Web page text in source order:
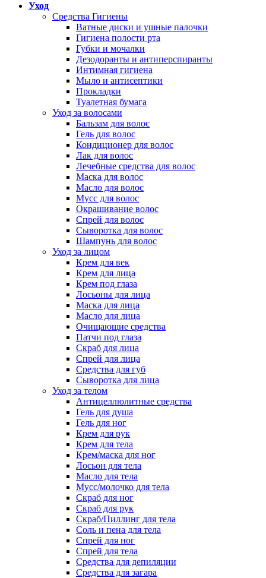
Уход
Средства Гигиены
Ватные диски и ушные палочки
Гигиена полости рта
Губки и мочалки
Дезодоранты и антиперспиранты
Интимная гигиена
Мыло и антисептики
Прокладки
Туалетная бумага
Уход за волосами
Бальзам для волос
Гель для волос
Кондиционер для волос
Лак для волос
Лечебные средства для волос
Маска для волос
Масло для волос
Мусс для волос
Окрашивание волос
Спрей для волос
Сыворотка для волос
Шампунь для волос
Уход за лицом
Крем для век
Крем для лица
Крем под глаза
Лосьоны для лица
Маска для лица
Масло для лица
Очищающие средства
Патчи под глаза
Скраб для лица
Спрей для лица
Средства для губ
Сыворотка для лица
Уход за телом
Антицеллюлитные средства
Гель для душа
Гель для ног
Крем для рук
Крем для тела
Крем/маска для ног
Лосьон для тела
Масло для тела
Мусс/молочко для тела
Скраб для ног
Скраб для рук
Скраб/Пиллинг для тела
Соль и пена для тела
Спрей для ног
Спрей для тела
Средства для депиляции
Средства для загара